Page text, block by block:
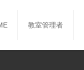
教室管理者